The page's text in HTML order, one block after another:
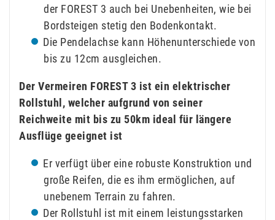
der FOREST 3 auch bei Unebenheiten, wie bei
Bordsteigen stetig den Bodenkontakt.
Die Pendelachse kann Höhenunterschiede von
bis zu 12cm ausgleichen.
Der Vermeiren FOREST 3 ist ein elektrischer
Rollstuhl, welcher aufgrund von seiner
Reichweite mit bis zu 50km ideal für längere
Ausflüge geeignet ist
Er verfügt über eine robuste Konstruktion und
große Reifen, die es ihm ermöglichen, auf
unebenem Terrain zu fahren.
Der Rollstuhl ist mit einem leistungsstarken